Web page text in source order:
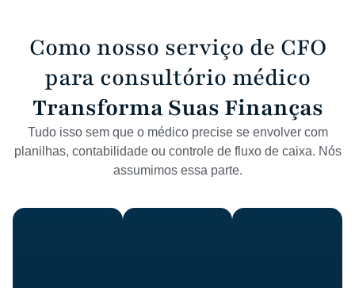
Como nosso serviço de CFO
para consultório médico
Transforma Suas Finanças
Tudo isso sem que o médico precise se envolver com
planilhas, contabilidade ou controle de fluxo de caixa. Nós
assumimos essa parte.